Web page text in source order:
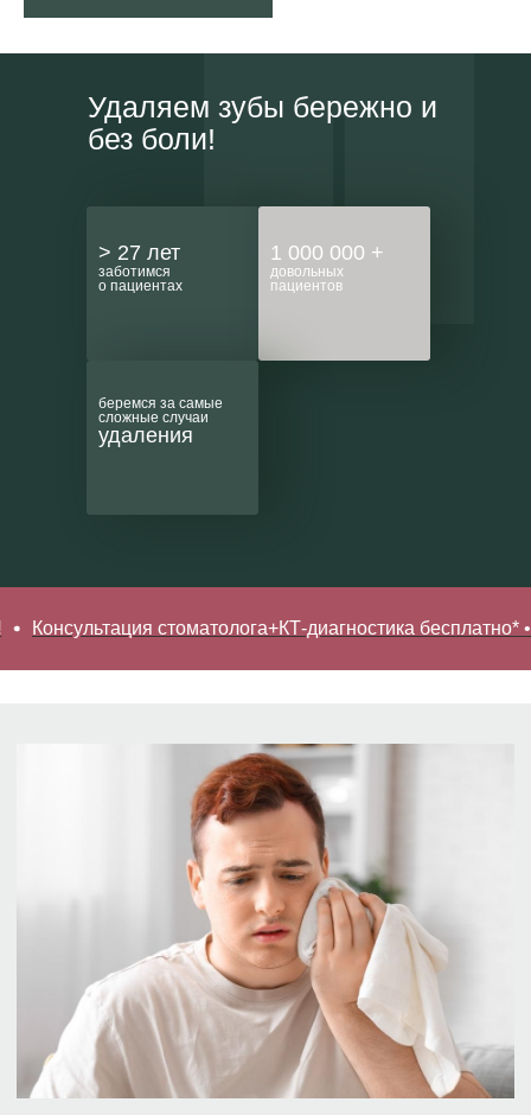
> 27 лет
заботимся
о пациентах
1 000 000 +
довольных
пациентов
беремся за самые
сложные случаи
удаления
Удаляем зубы бережно и
без боли!
стоматолога+КТ-диагностика бесплатно* •
обращения!
Записаться